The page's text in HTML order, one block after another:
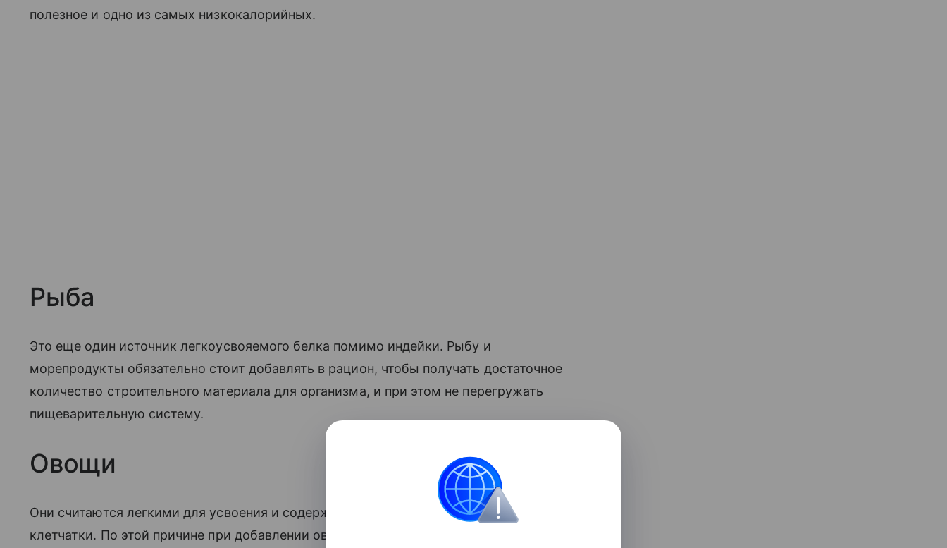
полезное и одно из самых низкокалорийных.
Рыба
Это еще один источник легкоусвояемого белка помимо индейки. Рыбу и
морепродукты обязательно стоит добавлять в рацион, чтобы получать достаточное
количество строительного материала для организма, и при этом не перегружать
пищеварительную систему.
Овощи
Они считаются легкими для усвоения и содержат большое количество воды и
клетчатки. По этой причине при добавлении овощей в рацион чувство насыщения